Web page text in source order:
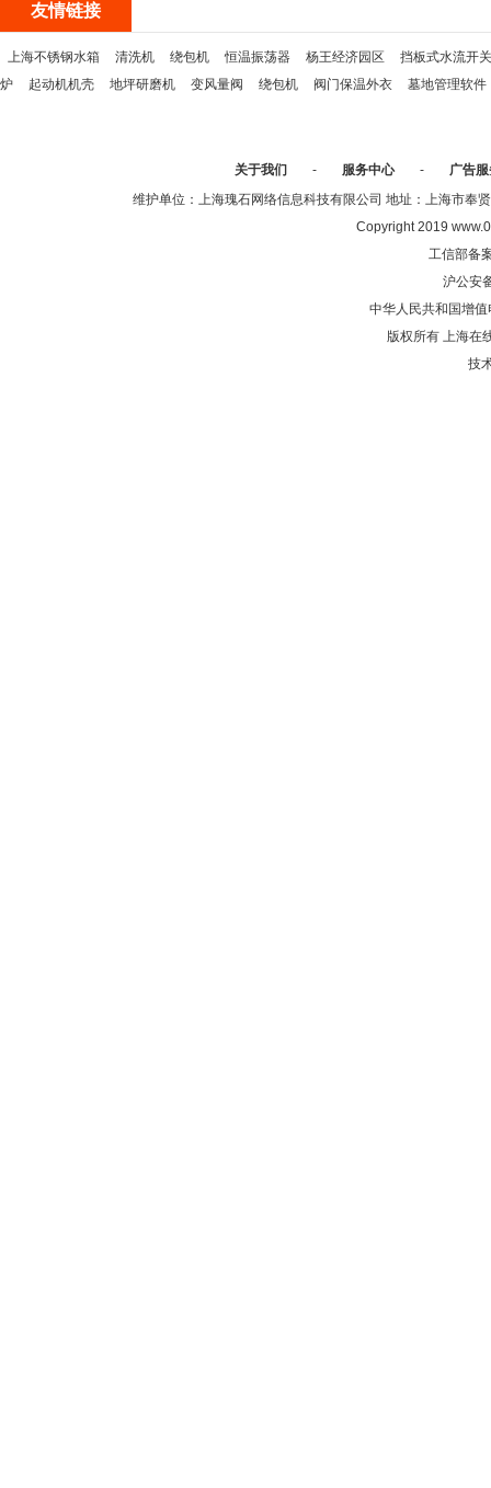
友情链接
上海不锈钢水箱 清洗机 绕包机 恒温振荡器 杨王经济园区
挡板式水流开关
炉
起动机机壳 地坪研磨机 变风量阀 绕包机 阀门保温外衣 墓地管理软件
关于我们 - 服务中心 -
广告
维护单位：上海瑰石网络信息科技有限公司 地址：上海市
Copyright 2019
工信部备
沪公安
中华人民共和国增
版权所有 上海在
技